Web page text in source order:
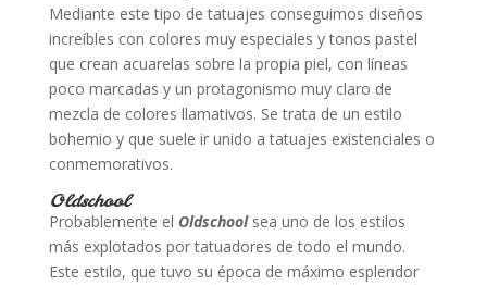
Mediante este tipo de tatuajes conseguimos diseños
increíbles con colores muy especiales y tonos pastel
que crean acuarelas sobre la propia piel, con líneas
poco marcadas y un protagonismo muy claro de
mezcla de colores llamativos. Se trata de un estilo
bohemio y que suele ir unido a tatuajes existenciales o
conmemorativos.
Oldschool
Probablemente el Oldschoolsea uno de los estilos
más explotados por tatuadores de todo el mundo.
Este estilo, que tuvo su época de máximo esplendor